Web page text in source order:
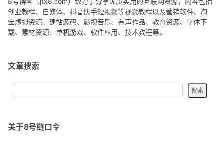
创业教程、自媒体、抖音快手短视频等视频教程以及营销软件、淘
宝虚拟资源、建站源码、影视音乐、有声作品、教育资源、字体下
载、素材资源、单机游戏、软件应用、技术教程等。
文章搜索
关于8号链口令